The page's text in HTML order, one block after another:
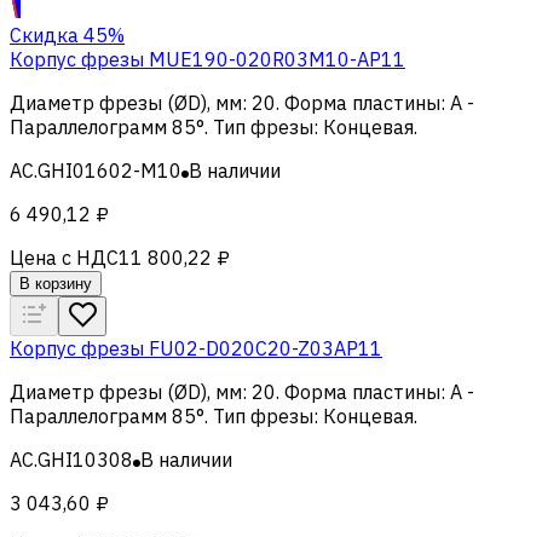
Скидка 45%
Корпус фрезы MUE190-020R03M10-AP11
Диаметр фрезы (ØD), мм: 20. Форма пластины: A -
Параллелограмм 85°. Тип фрезы: Концевая.
AC.GHI01602-M10 В наличии
6 490,12 ₽
Цена с НДС11 800,22 ₽
В корзину
Корпус фрезы FU02-D020C20-Z03AP11
Диаметр фрезы (ØD), мм: 20. Форма пластины: A -
Параллелограмм 85°. Тип фрезы: Концевая.
AC.GHI10308 В наличии
3 043,60 ₽